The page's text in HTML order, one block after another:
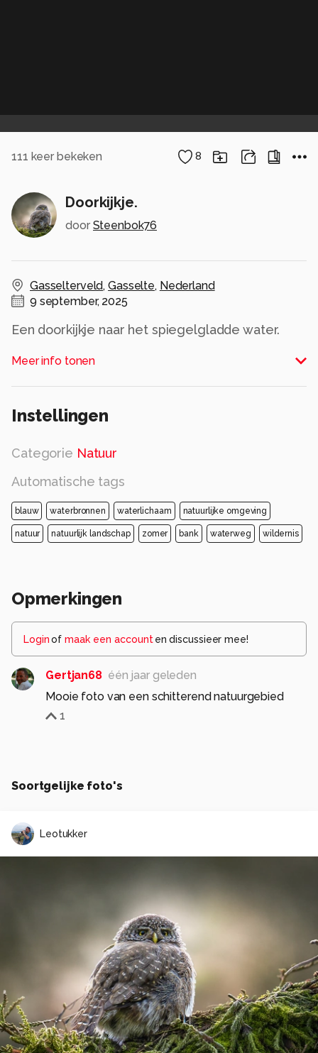
111 keer bekeken 8
Doorkijkje.
door Steenbok76
Gasselterveld,Gasselte, Nederland
9 september, 2025
Een doorkijkje naar het spiegelgladde water.
Alle rechten voorbehouden
Meer info tonen
Instellingen
Categorie Natuur
Automatische tags
blauw waterbronnen waterlichaam natuurlijke omgeving
natuur natuurlijk landschap zomer bank waterweg wildernis
Opmerkingen
Loginof maak een account en discussieer mee!
Gertjan68 één jaar geleden
Mooie foto van een schitterend natuurgebied
1
Soortgelijke foto's
Leotukker